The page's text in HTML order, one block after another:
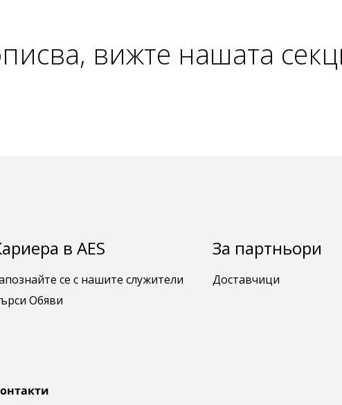
вижте нашата
в AES
се с нашите служители
Обяви
За партньори
Доставчици